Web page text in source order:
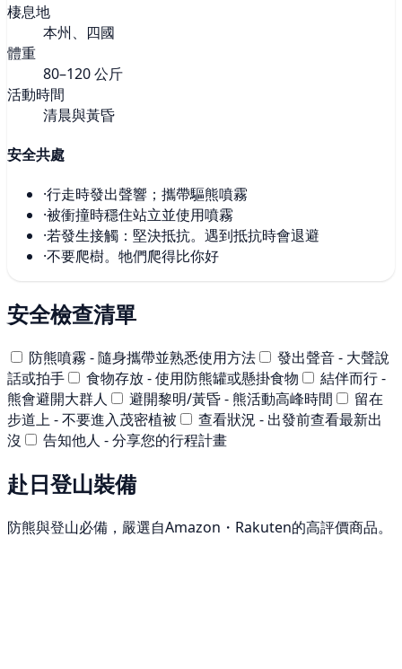
棲息地
本州、四國
體重
80–120 公斤
活動時間
清晨與黃昏
安全共處
·行走時發出聲響；攜帶驅熊噴霧
·被衝撞時穩住站立並使用噴霧
·若發生接觸：堅決抵抗。遇到抵抗時會退避
·不要爬樹。牠們爬得比你好
安全檢查清單
防熊噴霧 - 隨身攜帶並熟悉使用方法
發出聲音 - 大聲說
話或拍手
食物存放 - 使用防熊罐或懸掛食物
結伴而行 -
熊會避開大群人
避開黎明/黃昏 - 熊活動高峰時間
留在
步道上 - 不要進入茂密植被
查看狀況 - 出發前查看最新出
沒
告知他人 - 分享您的行程計畫
赴日登山裝備
防熊與登山必備，嚴選自Amazon・Rakuten的高評價商品。